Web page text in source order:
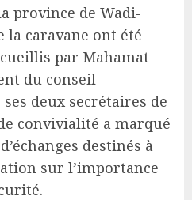
province de Wadi-
la caravane ont été
par Mahamat
du conseil
deux secrétaires de
convivialité a marqué
destinés à
sur l’importance